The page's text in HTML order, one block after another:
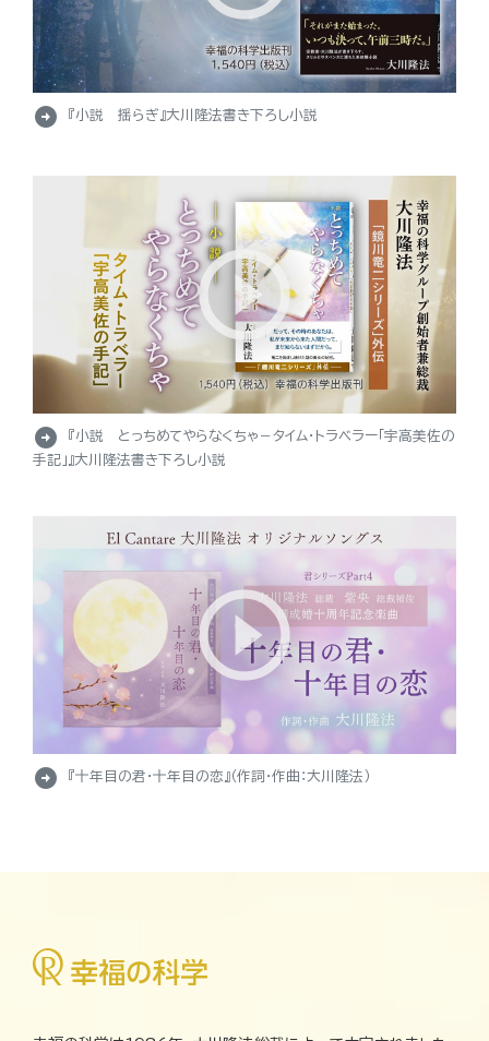
arrow_circle_right 『小説 揺らぎ』大川隆法書き下ろし小説
arrow_circle_right
『小説 とっちめてやらなくちゃ－タイム・トラベラー「宇高美佐の
手記」』大川隆法書き下ろし小説
arrow_circle_right 『十年目の君・十年目の恋』（作詞・作曲：大川隆法）